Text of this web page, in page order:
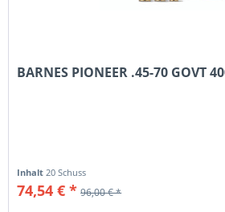
BARNES PIONEER .45-70 GOVT
Inhalt 20 Schuss
74,54 € * 96,00 € *